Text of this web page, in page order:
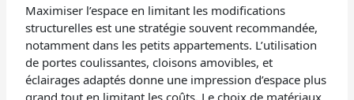
Maximiser l’espace en limitant les modifications
structurelles est une stratégie souvent recommandée,
notamment dans les petits appartements. L’utilisation
de portes coulissantes, cloisons amovibles, et
éclairages adaptés donne une impression d’espace plus